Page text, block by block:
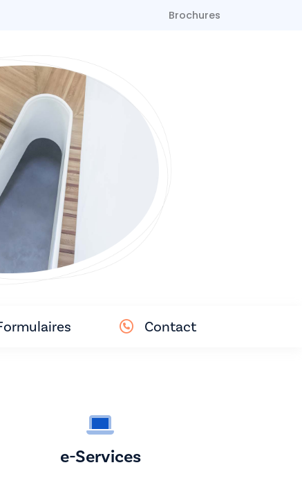
Brochures
Contact
e-Services